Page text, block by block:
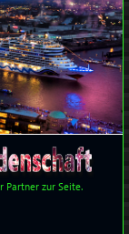
Partner zur Seite.